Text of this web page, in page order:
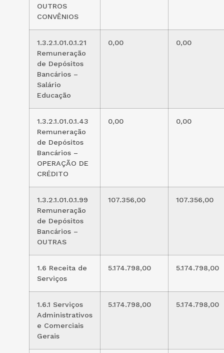
OUTROS
CONVÊNIOS
1.3.2.1.01.0.1.21
Remuneração
de Depósitos
Bancários –
Salário
Educação
0,00 0,00
1.3.2.1.01.0.1.43
Remuneração
de Depósitos
Bancários –
OPERAÇÃO DE
CRÉDITO
0,00 0,00
1.3.2.1.01.0.1.99
Remuneração
de Depósitos
Bancários –
OUTRAS
107.356,00 107.356,00
1.6 Receita de
Serviços
5.174.798,00 5.174.798,00
1.6.1 Serviços
Administrativos
e Comerciais
Gerais
5.174.798,00 5.174.798,00